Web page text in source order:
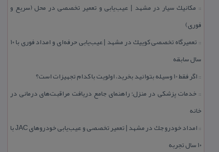
:: مكانیك سیار در مشهد | عیب‌یابی و تعمیر تخصصی در محل (سریع و
فوری)
::
تعمیرگاه تخصصی كوییك در مشهد | عیب‌یابی حرفه‌ای و امداد فوری با ۱۰
سال سابقه
:: اگر فقط 10 وسیله بتوانید بخرید، اولویت با كدام تجهیزات است؟
:: خدمات پزشكی در منزل؛ راهنمای جامع دریافت مراقبت‌های درمانی در
خانه
::
امداد خودرو جك در مشهد | تعمیر تخصصی و عیب‌یابی خودروهای JAC با
۱۰ سال تجربه